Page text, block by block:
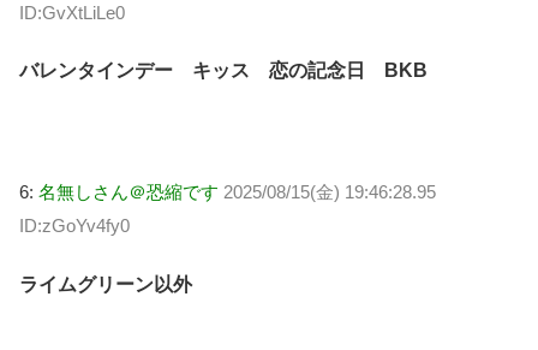
ID:GvXtLiLe0
バレンタインデー キッス 恋の記念日 BKB
6: 名無しさん＠恐縮です 2025/08/15(金) 19:46:28.95
ID:zGoYv4fy0
ライムグリーン以外